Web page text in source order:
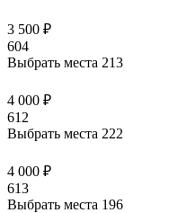
3 500 ₽
604
Выбрать места 213
4 000 ₽
612
Выбрать места 222
4 000 ₽
613
Выбрать места 196